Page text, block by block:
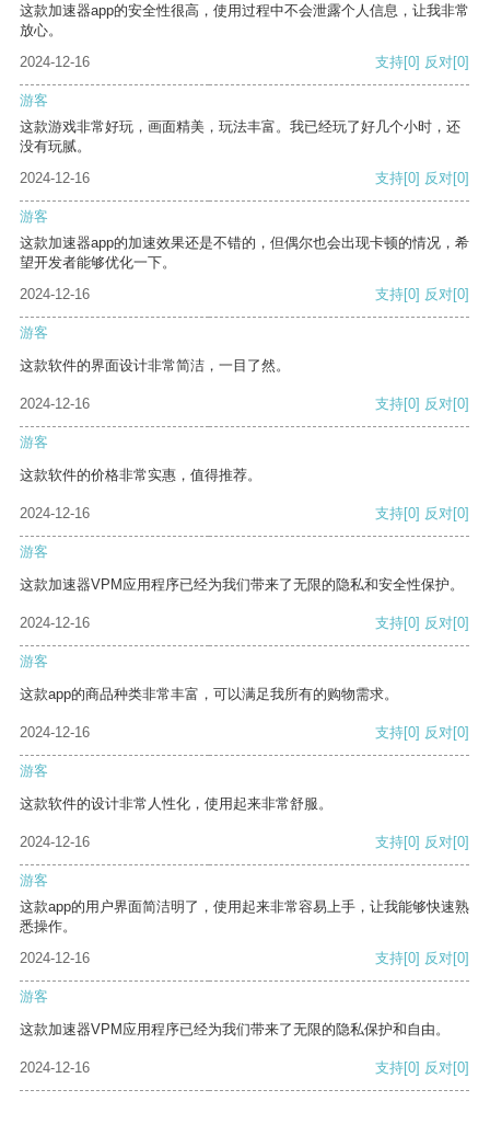
这款加速器app的安全性很高，使用过程中不会泄露个人信息，让我非常
放心。
2024-12-16
支持[0] 反对[0]
游客
这款游戏非常好玩，画面精美，玩法丰富。我已经玩了好几个小时，还
没有玩腻。
2024-12-16
支持[0] 反对[0]
游客
这款加速器app的加速效果还是不错的，但偶尔也会出现卡顿的情况，希
望开发者能够优化一下。
2024-12-16
支持[0] 反对[0]
游客
这款软件的界面设计非常简洁，一目了然。
2024-12-16 支持[0] 反对[0]
游客
这款软件的价格非常实惠，值得推荐。
2024-12-16 支持[0] 反对[0]
游客
这款加速器VPM应用程序已经为我们带来了无限的隐私和安全性保护。
2024-12-16 支持[0] 反对[0]
游客
这款app的商品种类非常丰富，可以满足我所有的购物需求。
2024-12-16 支持[0] 反对[0]
游客
这款软件的设计非常人性化，使用起来非常舒服。
2024-12-16 支持[0] 反对[0]
游客
这款app的用户界面简洁明了，使用起来非常容易上手，让我能够快速熟
悉操作。
2024-12-16
支持[0] 反对[0]
游客
这款加速器VPM应用程序已经为我们带来了无限的隐私保护和自由。
2024-12-16 支持[0] 反对[0]